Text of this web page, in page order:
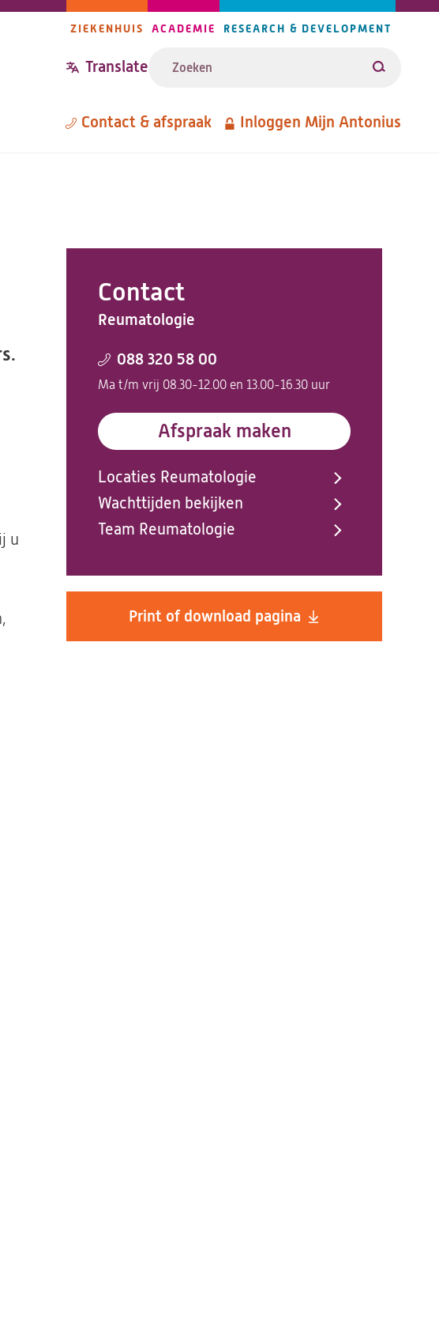
navigatie
ZIEKENHUIS ACADEMIE RESEARCH & DEVELOPMENT
Translate Zoeken
Metanavigatie
Contact & afspraak Inloggen Mijn Antonius
Contact
Reumatologie
088 320 58 00
Ma t/m vrij 08.30-12.00 en 13.00-16.30 uur
Afspraak maken
Locaties Reumatologie
Wachttijden bekijken
Team Reumatologie
Print of download pagina
u